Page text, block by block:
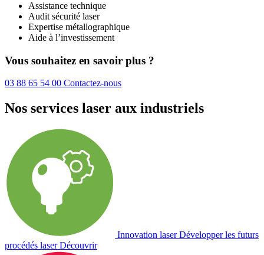
Assistance technique
Audit sécurité laser
Expertise métallographique
Aide à l’investissement
Vous souhaitez en savoir plus ?
03 88 65 54 00 Contactez-nous
Nos services laser aux industriels
Innovation laser Développer les futurs
procédés laser Découvrir